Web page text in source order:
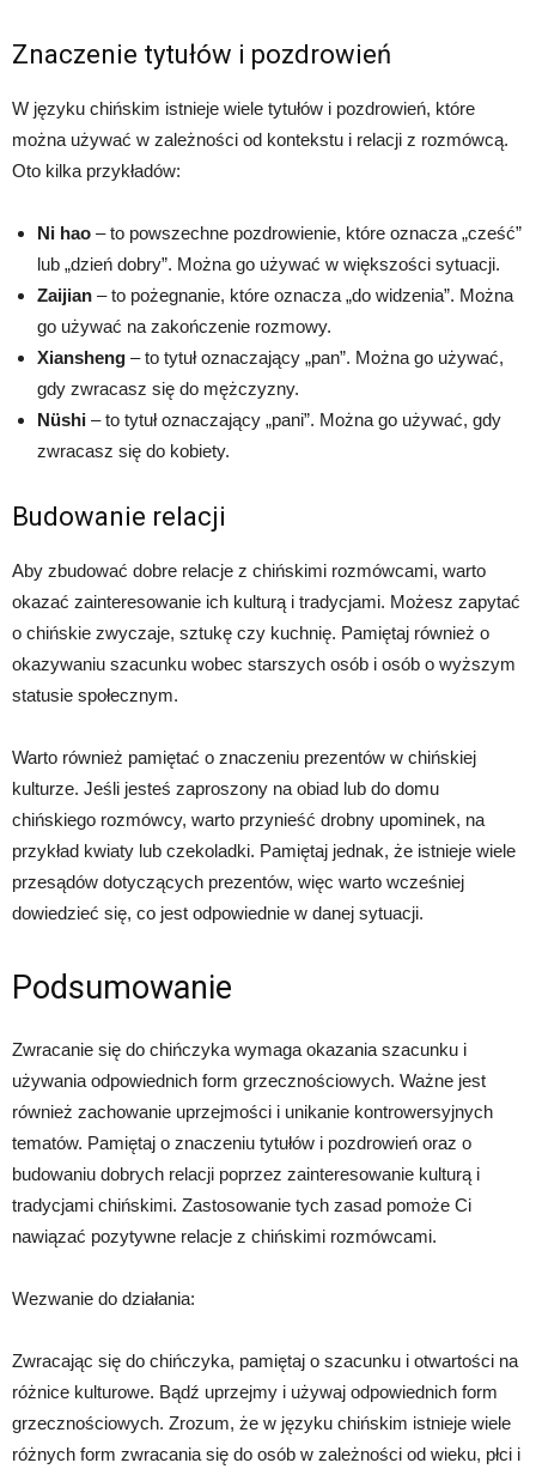
Znaczenie tytułów i pozdrowień
W języku chińskim istnieje wiele tytułów i pozdrowień, które
można używać w zależności od kontekstu i relacji z rozmówcą.
Oto kilka przykładów:
Ni hao – to powszechne pozdrowienie, które oznacza „cześć”
lub „dzień dobry”. Można go używać w większości sytuacji.
Zaijian – to pożegnanie, które oznacza „do widzenia”. Można
go używać na zakończenie rozmowy.
Xiansheng – to tytuł oznaczający „pan”. Można go używać,
gdy zwracasz się do mężczyzny.
Nüshi – to tytuł oznaczający „pani”. Można go używać, gdy
zwracasz się do kobiety.
Budowanie relacji
Aby zbudować dobre relacje z chińskimi rozmówcami, warto
okazać zainteresowanie ich kulturą i tradycjami. Możesz zapytać
o chińskie zwyczaje, sztukę czy kuchnię. Pamiętaj również o
okazywaniu szacunku wobec starszych osób i osób o wyższym
statusie społecznym.
Warto również pamiętać o znaczeniu prezentów w chińskiej
kulturze. Jeśli jesteś zaproszony na obiad lub do domu
chińskiego rozmówcy, warto przynieść drobny upominek, na
przykład kwiaty lub czekoladki. Pamiętaj jednak, że istnieje wiele
przesądów dotyczących prezentów, więc warto wcześniej
dowiedzieć się, co jest odpowiednie w danej sytuacji.
Podsumowanie
Zwracanie się do chińczyka wymaga okazania szacunku i
używania odpowiednich form grzecznościowych. Ważne jest
również zachowanie uprzejmości i unikanie kontrowersyjnych
tematów. Pamiętaj o znaczeniu tytułów i pozdrowień oraz o
budowaniu dobrych relacji poprzez zainteresowanie kulturą i
tradycjami chińskimi. Zastosowanie tych zasad pomoże Ci
nawiązać pozytywne relacje z chińskimi rozmówcami.
Wezwanie do działania:
Zwracając się do chińczyka, pamiętaj o szacunku i otwartości na
różnice kulturowe. Bądź uprzejmy i używaj odpowiednich form
grzecznościowych. Zrozum, że w języku chińskim istnieje wiele
różnych form zwracania się do osób w zależności od wieku, płci i